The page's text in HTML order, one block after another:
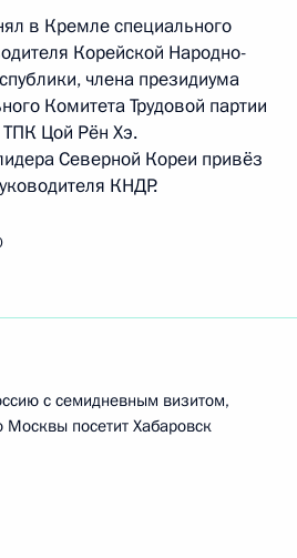
в Кремле специального
Корейской Народно-
члена президиума
Комитета Трудовой партии
Цой Рён Хэ.
Северной Кореи привёз
КНДР.
с семидневным визитом,
Москвы посетит Хабаровск